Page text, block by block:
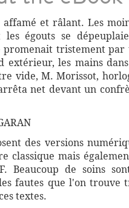
et râlant. Les
égouts se
promenait tristement
les mains
vide, M. Morissot,
net devant un
des versions
classique mais
Beaucoup de soins
fautes que l'on trouve
textes.